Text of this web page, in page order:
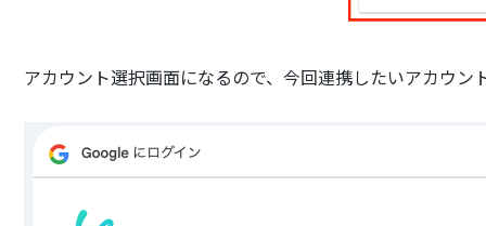
アカウント選択画面になるので、今回連携したいアカウン